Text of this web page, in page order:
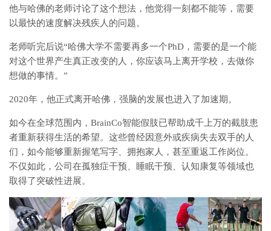
他与哈佛的老师讨论了这个想法，他觉得一刻都不能等，需要
以最快的速度解决残疾人的问题。
老师听完后说“哈佛大学不需要再多一个PhD，需要的是一个能
对这个世界产生真正改变的人，你应该马上离开学校，去做你
想做的事情。”
2020年，他正式离开哈佛，强脑的发展也进入了加速期。
如今在全球范围内，BrainCo智能假肢已帮助成千上万的截肢患
者重新获得生活的希望。这些曾经因意外或疾病失去双手的人
们，如今能够重新握笔写字、拥抱家人，甚至重返工作岗位。
不仅如此，公司在孤独症干预、睡眠干预、认知康复等领域也
取得了突破性进展。